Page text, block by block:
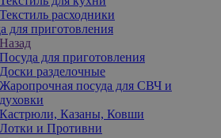
Текстиль расходники
для приготовления
Назад
Посуда для приготовления
Доски разделочные
Жаропрочная посуда для СВЧ и
духовки
Кастрюли, Казаны, Ковши
Лотки и Противни